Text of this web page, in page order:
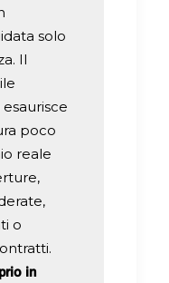
solo
Il
poco
reale
o
in